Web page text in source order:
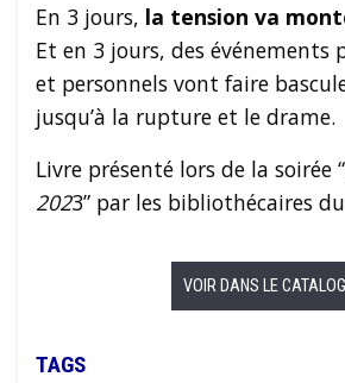
En 3 jours, la tension va
Et en 3 jours, des événements
et personnels vont faire
jusqu’à la rupture et le drame.
Livre présenté lors de la soirée “
2023” par les bibliothécaires
VOIR DANS LE
TAGS